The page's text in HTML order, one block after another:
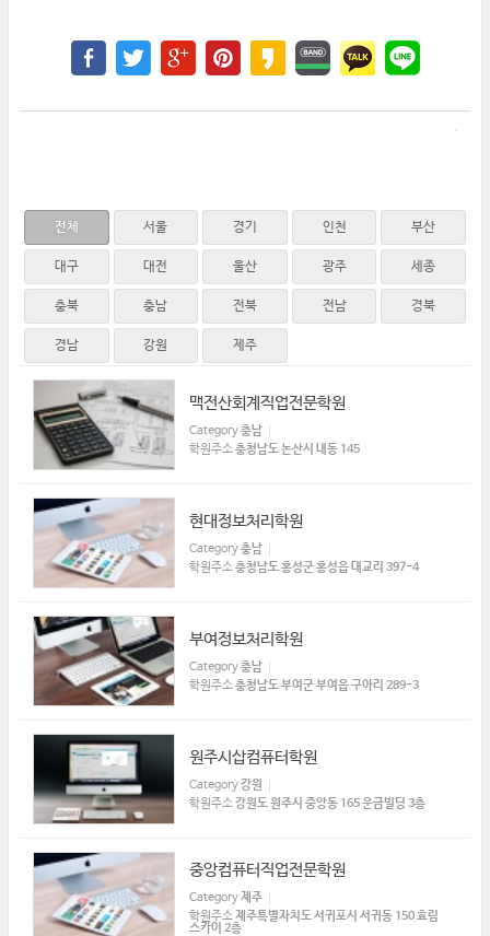
전체 서울 경기 인천 부산
대구 대전 울산 광주 세종
충북 충남 전북 전남 경북
경남 강원 제주
맥전산회계직업전문학원
Category충남
학원주소충청남도 논산시 내동 145
현대정보처리학원
Category충남
학원주소충청남도 홍성군 홍성읍 대교리 397-4
부여정보처리학원
Category충남
학원주소충청남도 부여군 부여읍 구아리 289-3
원주시삽컴퓨터학원
Category강원
학원주소강원도 원주시 중앙동 165 운금빌딩 3층
중앙컴퓨터직업전문학원
Category제주
학원주소제주특별자치도 서귀포시 서귀동 150 효림
스카이 2층